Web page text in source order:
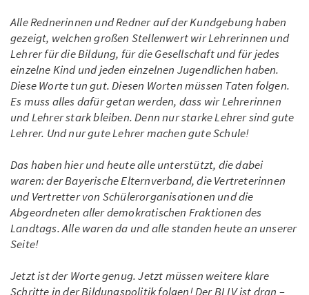
Alle Rednerinnen und Redner auf der Kundgebung haben
gezeigt, welchen großen Stellenwert wir Lehrerinnen und
Lehrer für die Bildung, für die Gesellschaft und für jedes
einzelne Kind und jeden einzelnen Jugendlichen haben.
Diese Worte tun gut. Diesen Worten müssen Taten folgen.
Es muss alles dafür getan werden, dass wir Lehrerinnen
und Lehrer stark bleiben. Denn nur starke Lehrer sind gute
Lehrer. Und nur gute Lehrer machen gute Schule!
Das haben hier und heute alle unterstützt, die dabei
waren: der Bayerische Elternverband, die Vertreterinnen
und Vertretter von Schülerorganisationen und die
Abgeordneten aller demokratischen Fraktionen des
Landtags. Alle waren da und alle standen heute an unserer
Seite!
Jetzt ist der Worte genug. Jetzt müssen weitere klare
Schritte in der Bildungspolitik folgen! Der BLLV ist dran –